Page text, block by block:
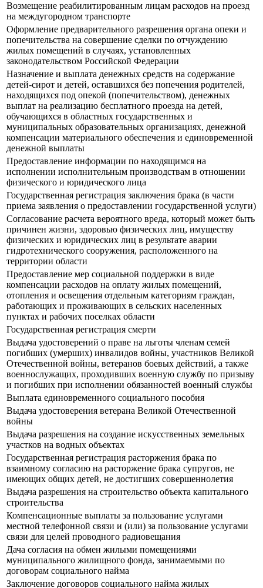
Возмещение реабилитированным лицам расходов на проезд
на междугородном транспорте
Оформление предварительного разрешения органа опеки и
попечительства на совершение сделки по отчуждению
жилых помещений в случаях, установленных
законодательством Российской Федерации
Назначение и выплата денежных средств на содержание
детей-сирот и детей, оставшихся без попечения родителей,
находящихся под опекой (попечительством), денежных
выплат на реализацию бесплатного проезда на детей,
обучающихся в областных государственных и
муниципальных образовательных организациях, денежной
компенсации материального обеспечения и единовременной
денежной выплаты
Предоставление информации по находящимся на
исполнении исполнительным производствам в отношении
физического и юридического лица
Государственная регистрация заключения брака (в части
приема заявления о предоставлении государственной услуги)
Согласование расчета вероятного вреда, который может быть
причинен жизни, здоровью физических лиц, имуществу
физических и юридических лиц в результате аварии
гидротехнического сооружения, расположенного на
территории области
Предоставление мер социальной поддержки в виде
компенсации расходов на оплату жилых помещений,
отопления и освещения отдельным категориям граждан,
работающих и проживающих в сельских населенных
пунктах и рабочих поселках области
Государственная регистрация смерти
Выдача удостоверений о праве на льготы членам семей
погибших (умерших) инвалидов войны, участников Великой
Отечественной войны, ветеранов боевых действий, а также
военнослужащих, проходивших военную службу по призыву
и погибших при исполнении обязанностей военный службы
Выплата единовременного социального пособия
Выдача удостоверения ветерана Великой Отечественной
войны
Выдача разрешения на создание искусственных земельных
участков на водных объектах
Государственная регистрация расторжения брака по
взаимному согласию на расторжение брака супругов, не
имеющих общих детей, не достигших совершеннолетия
Выдача разрешения на строительство объекта капитального
строительства
Компенсационные выплаты за пользование услугами
местной телефонной связи и (или) за пользование услугами
связи для целей проводного радиовещания
Дача согласия на обмен жилыми помещениями
муниципального жилищного фонда, занимаемыми по
договорам социального найма
Заключение договоров социального найма жилых